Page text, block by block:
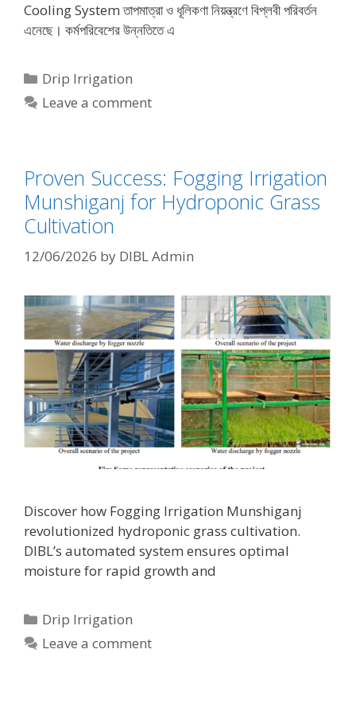
Cooling System তাপমাত্রা ও ধূলিকণা নিয়ন্ত্রণে বিপ্লবী পরিবর্তন
এনেছে। কর্মপরিবেশের উন্নতিতে এ
Categories
Drip Irrigation
Leave a comment
Proven Success: Fogging Irrigation
Munshiganj for Hydroponic Grass
Cultivation
12/06/2026 by DIBL Admin
Discover how Fogging Irrigation Munshiganj
revolutionized hydroponic grass cultivation.
DIBL’s automated system ensures optimal
moisture for rapid growth and
Categories
Drip Irrigation
Leave a comment